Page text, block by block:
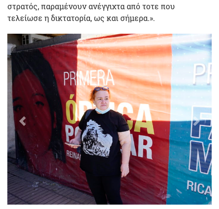
στρατός, παραμένουν ανέγγιχτα από τοτε που
τελείωσε η δικτατορία, ως και σήμερα.».